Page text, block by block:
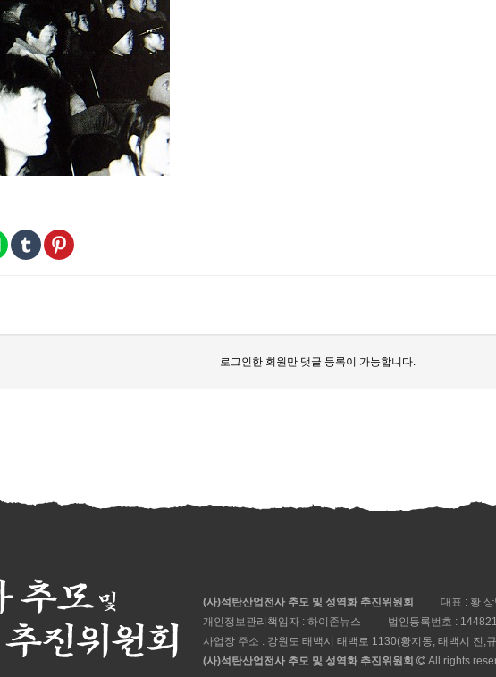
로그인한 회원만 댓글 등록이 가능합니다.
(사)석탄산업전사 추모 및 성역화 추진위원회 대표 : 황 상
개인정보관리책임자 : 하이존뉴스
법인등록번호 :
사업장 주소 : 강원도 태백시 태백로 1130(황지동, 태백시 진,
(사)석탄산업전사 추모 및 성역화 추진위원회
All rights